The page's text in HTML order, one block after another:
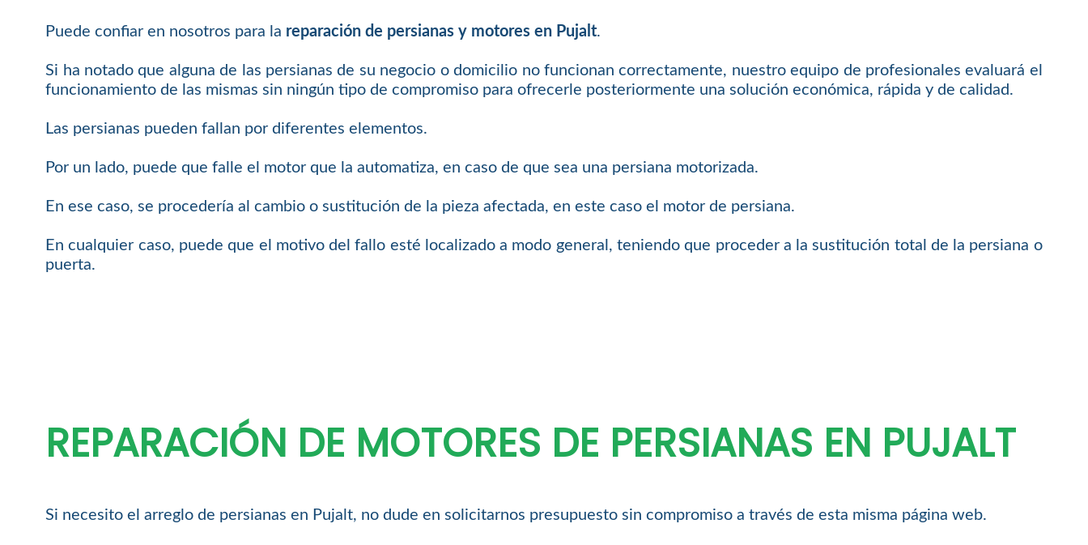
Puede confiar en nosotros para la reparación de persianas y motores en Pujalt.
Si ha notado que alguna de las persianas de su negocio o domicilio no funcionan correctamente, nuestro equipo de profesionales evaluará el
funcionamiento de las mismas sin ningún tipo de compromiso para ofrecerle posteriormente una solución económica, rápida y de calidad.
Las persianas pueden fallan por diferentes elementos.
Por un lado, puede que falle el motor que la automatiza, en caso de que sea una persiana motorizada.
En ese caso, se procedería al cambio o sustitución de la pieza afectada, en este caso el motor de persiana.
En cualquier caso, puede que el motivo del fallo esté localizado a modo general, teniendo que proceder a la sustitución total de la persiana o
puerta.
REPARACIÓN DE MOTORES DE PERSIANAS EN PUJALT
Si necesito el arreglo de persianas en Pujalt, no dude en solicitarnos presupuesto sin compromiso a través de esta misma página web.